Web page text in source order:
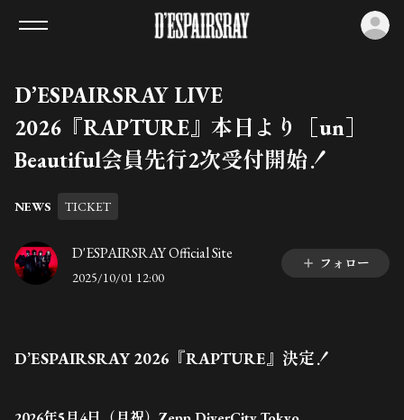
D’ESPAIRSRAY LIVE
2026『RAPTURE』本日より［un］
Beautiful会員先行2次受付開始！
NEWS TICKET
D'ESPAIRSRAY Official Site
2025/10/01 12:00
フォロー
D’ESPAIRSRAY 2026『RAPTURE』決定！